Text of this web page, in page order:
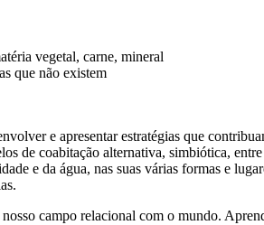
vegetal, carne, mineral
que não existem
e apresentar estratégias que
de coabitação alternativa, simbiótica,
e da água, nas suas várias formas e
campo relacional com o mundo.